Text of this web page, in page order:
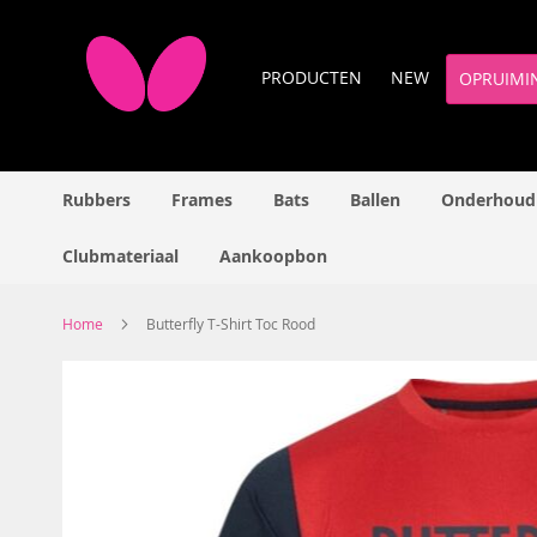
naar
inhoud
PRODUCTEN NEW
Rubbers Frames Bats Ballen Onderhoud
Clubmateriaal Aankoopbon
Home Butterfly T-Shirt Toc Rood